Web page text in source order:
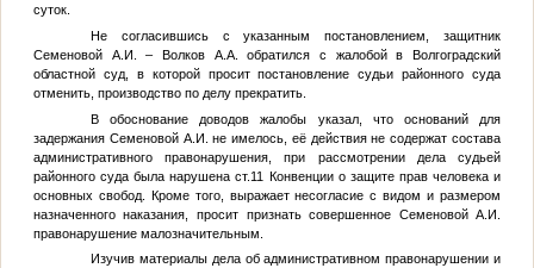
суток.
Не согласившись с указанным постановлением, защитник
Семеновой А.И. – Волков А.А. обратился с жалобой в Волгоградский
областной суд, в которой просит постановление судьи районного суда
отменить, производство по делу прекратить.
В обоснование доводов жалобы указал, что оснований для
задержания Семеновой А.И. не имелось, её действия не содержат состава
административного правонарушения, при рассмотрении дела судьей
районного суда была нарушена ст.11 Конвенции о защите прав человека и
основных свобод. Кроме того, выражает несогласие с видом и размером
назначенного наказания, просит признать совершенное Семеновой А.И.
правонарушение малозначительным.
Изучив материалы дела об административном правонарушении и